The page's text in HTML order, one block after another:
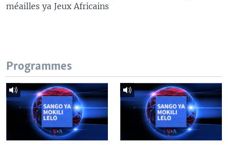
méailles ya Jeux Africains
Programmes